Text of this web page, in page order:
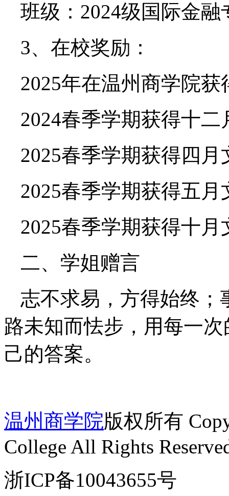
班级：2024级国际金融
3、在校奖励：
2025年在温州商学院
2024春季学期获得十二
2025春季学期获得四月
2025春季学期获得五月
2025春季学期获得十月
二、学姐赠言
志不求易，方得始终；
路未知而怯步，用每一
己的答案。
温州商学院版权所有
College All Rights
浙ICP备10043655号